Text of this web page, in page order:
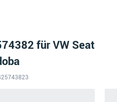
für VW Seat